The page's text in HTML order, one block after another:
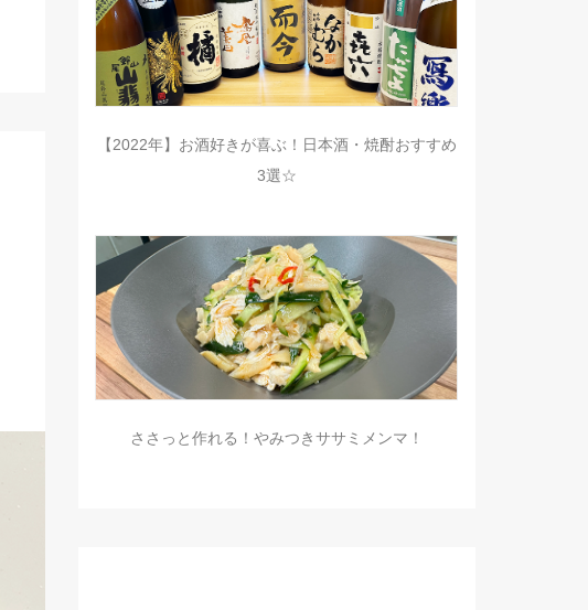
【2022年】お酒好きが喜ぶ！日本酒・焼酎おすすめ
3選☆
ささっと作れる！やみつきササミメンマ！